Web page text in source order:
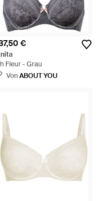
€
Fleur - Grau
VonABOUT YOU